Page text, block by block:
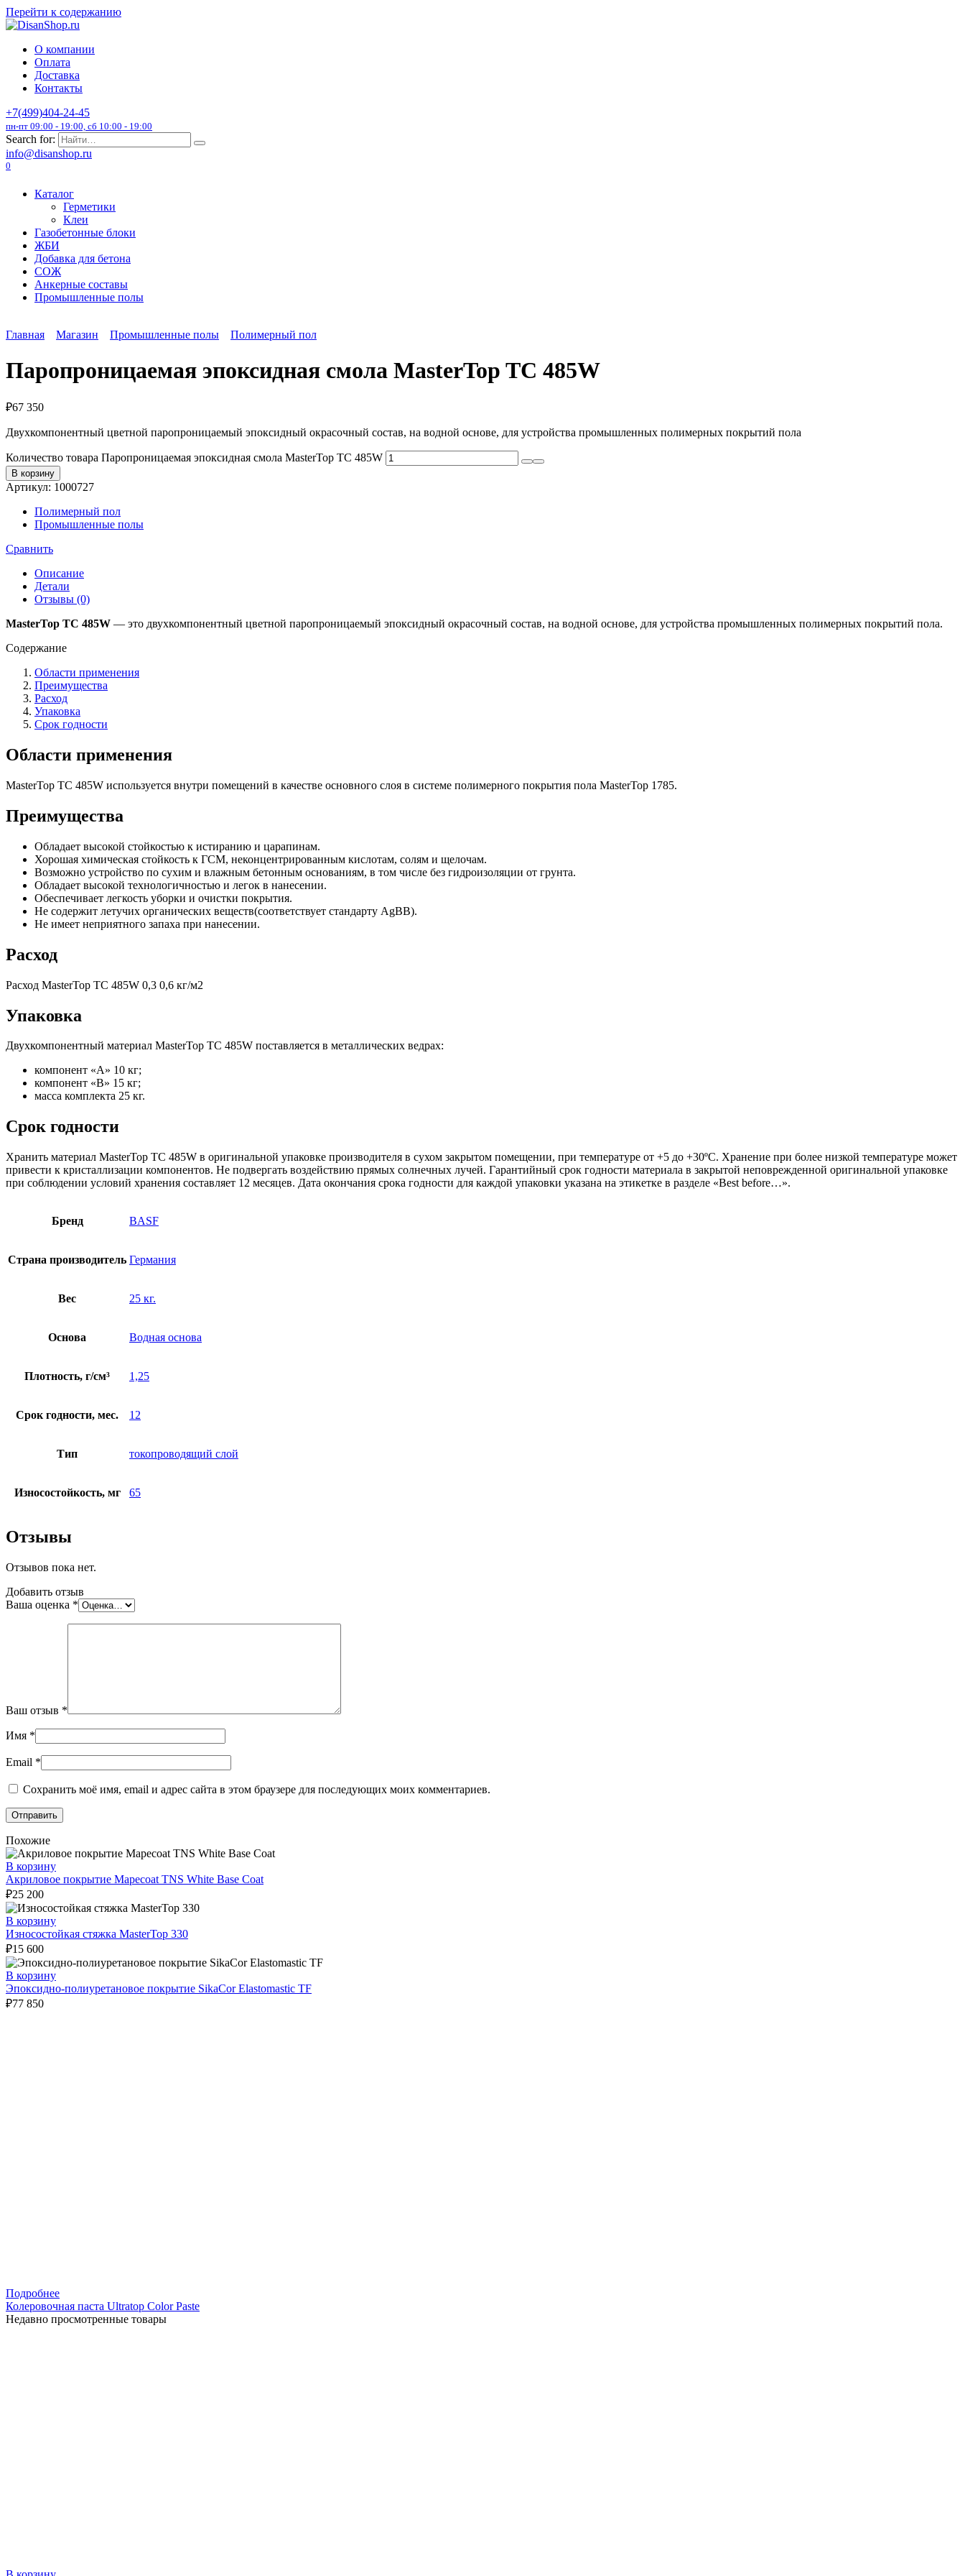
Перейти к содержанию
О компании
Оплата
Доставка
Контакты
+7(499)404-24-45
пн-пт 09:00 - 19:00, сб 10:00 - 19:00
Search for:
info@disanshop.ru
0
Каталог
Герметики
Клеи
Газобетонные блоки
ЖБИ
Добавка для бетона
СОЖ
Анкерные составы
Промышленные полы
Главная Магазин Промышленные полы Полимерный пол
Паропроницаемая эпоксидная смола MasterTop TC 485W
₽67 350
Двухкомпонентный цветной паропроницаемый эпоксидный окрасочный состав, на водной основе, для устройства промышленных полимерных покрытий пола
Количество товара Паропроницаемая эпоксидная смола MasterTop TC 485W
В корзину
Артикул: 1000727
Полимерный пол
Промышленные полы
Сравнить
Описание
Детали
Отзывы (0)
MasterTop TC 485W — это двухкомпонентный цветной паропроницаемый эпоксидный окрасочный состав, на водной основе, для устройства промышленных полимерных покрытий пола.
Содержание
Области применения
Преимущества
Расход
Упаковка
Срок годности
Области применения
MasterTop TC 485W используется внутри помещений в качестве основного слоя в системе полимерного покрытия пола MasterTop 1785.
Преимущества
Обладает высокой стойкостью к истиранию и царапинам.
Хорошая химическая стойкость к ГСМ, неконцентрированным кислотам, солям и щелочам.
Возможно устройство по сухим и влажным бетонным основаниям, в том числе без гидроизоляции от грунта.
Обладает высокой технологичностью и легок в нанесении.
Обеспечивает легкость уборки и очистки покрытия.
Не содержит летучих органических веществ(соответствует стандарту AgBB).
Не имеет неприятного запаха при нанесении.
Расход
Расход MasterTop TC 485W 0,3 0,6 кг/м2
Упаковка
Двухкомпонентный материал MasterTop TC 485W поставляется в металлических ведрах:
компонент «А» 10 кг;
компонент «B» 15 кг;
масса комплекта 25 кг.
Срок годности
Хранить материал MasterTop TC 485W в оригинальной упаковке производителя в сухом закрытом помещении, при температуре от +5 до +30ºС. Хранение при более низкой температуре может
привести к кристаллизации компонентов. Не подвергать воздействию прямых солнечных лучей. Гарантийный срок годности материала в закрытой неповрежденной оригинальной упаковке
при соблюдении условий хранения составляет 12 месяцев. Дата окончания срока годности для каждой упаковки указана на этикетке в разделе «Best before…».
Бренд BASF
Страна производитель Германия
Вес 25 кг.
Основа Водная основа
Плотность, г/см³ 1,25
Срок годности, мес. 12
Тип токопроводящий слой
Износостойкость, мг 65
Отзывы
Отзывов пока нет.
Добавить отзыв
Ваша оценка *
Ваш отзыв *
Имя *
Email *
Сохранить моё имя, email и адрес сайта в этом браузере для последующих моих комментариев.
Похожие
В корзину
Акриловое покрытие Mapecoat TNS White Base Coat
₽25 200
В корзину
Износостойкая стяжка MasterTop 330
₽15 600
В корзину
Эпоксидно-полиуретановое покрытие SikaСor Elastomastic TF
₽77 850
Подробнее
Колеровочная паста Ultratop Color Paste
Недавно просмотренные товары